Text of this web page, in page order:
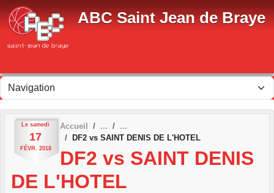
ABC Saint Jean de Braye
Le samedi
17
FÉVR. 2018
Accueil
DF2 vs SAINT DENIS DE L'HOTEL
DF2 vs SAINT DENIS
DE L'HOTEL
Panneau de gestion des cookies